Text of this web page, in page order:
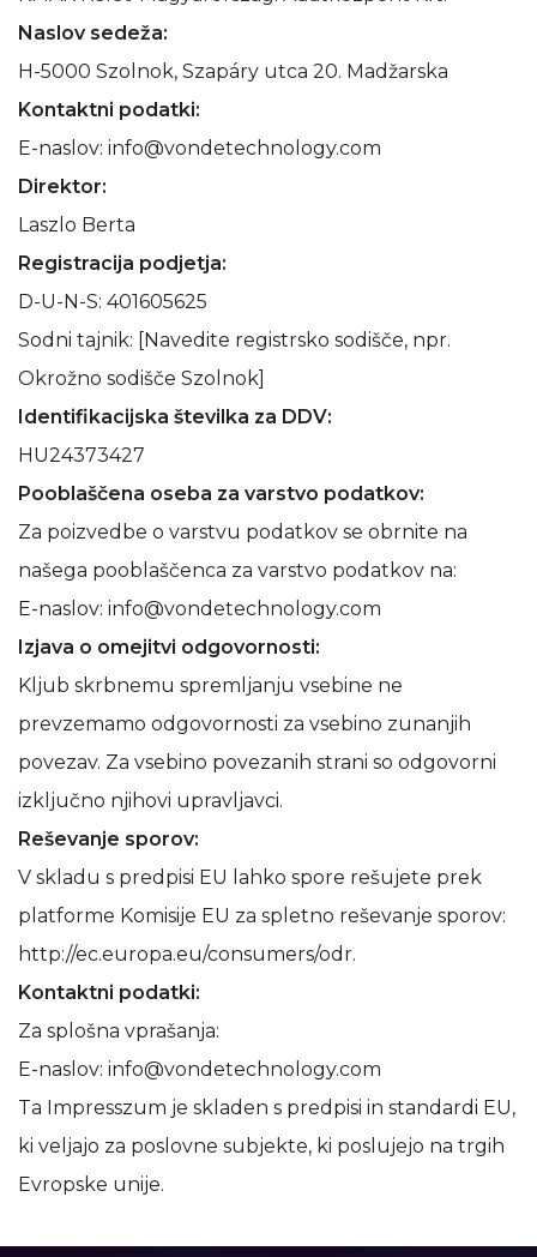
Naslov sedeža:
H-5000 Szolnok, Szapáry utca 20. Madžarska
Kontaktni podatki:
E-naslov: info@vondetechnology.com
Direktor:
Laszlo Berta
Registracija podjetja:
D-U-N-S: 401605625
Sodni tajnik: [Navedite registrsko sodišče, npr.
Okrožno sodišče Szolnok]
Identifikacijska številka za DDV:
HU24373427
Pooblaščena oseba za varstvo podatkov:
Za poizvedbe o varstvu podatkov se obrnite na
našega pooblaščenca za varstvo podatkov na:
E-naslov: info@vondetechnology.com
Izjava o omejitvi odgovornosti:
Kljub skrbnemu spremljanju vsebine ne
prevzemamo odgovornosti za vsebino zunanjih
povezav. Za vsebino povezanih strani so odgovorni
izključno njihovi upravljavci.
Reševanje sporov:
V skladu s predpisi EU lahko spore rešujete prek
platforme Komisije EU za spletno reševanje sporov:
http://ec.europa.eu/consumers/odr.
Kontaktni podatki:
Za splošna vprašanja:
E-naslov: info@vondetechnology.com
Ta Impresszum je skladen s predpisi in standardi EU,
ki veljajo za poslovne subjekte, ki poslujejo na trgih
Evropske unije.